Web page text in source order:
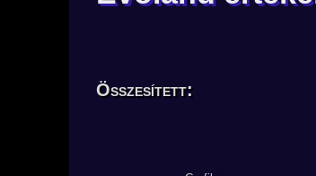
Összesített: